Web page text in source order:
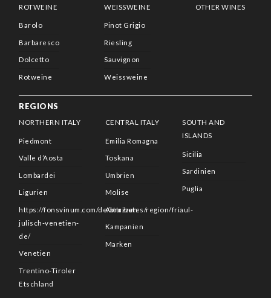
ROTWEINE
Barolo
Barbaresco
Dolcetto
Rotweine
WEISSWEINE
Pinot Grigio
Riesling
Sauvignon
Weissweine
OTHER WINES
REGIONS
NORTHERN ITALY
Piedmont
Valle d’Aosta
Lombardei
Ligurien
https://fonsvinum.com/de/attributes/region/friaul-
julisch-venetien-
de/
Venetien
Trentino-Tiroler
Etschland
CENTRAL ITALY
Emilia Romagna
Toskana
Umbrien
Molise
Abruzzen
Kampanien
Marken
SOUTH AND
ISLANDS
Sicilia
Sardinien
Puglia